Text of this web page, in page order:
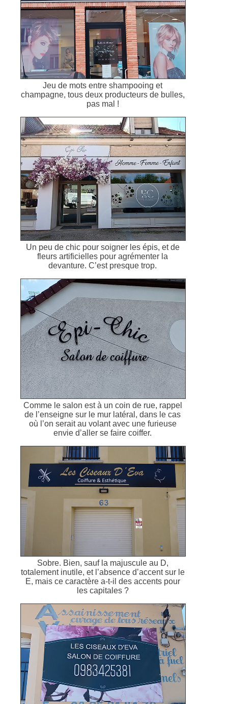
Jeu de mots entre shampooing et
champagne, tous deux producteurs de bulles,
pas mal !
Un peu de chic pour soigner les épis, et de
fleurs artificielles pour agrémenter la
devanture. C’est presque trop.
Comme le salon est à un coin de rue, rappel
de l’enseigne sur le mur latéral, dans le cas
où l’on serait au volant avec une furieuse
envie d’aller se faire coiffer.
Sobre. Bien, sauf la majuscule au D,
totalement inutile, et l’absence d’accent sur le
E, mais ce caractère a-t-il des accents pour
les capitales ?